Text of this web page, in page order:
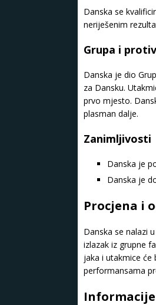
Danska se
neriješenim
Grupa i
Danska je dio
za Dansku.
prvo mjesto.
plasman dalje.
Zanimljivosti
Danska je
Danska je
Procjena i
Danska se nalazi
izlazak iz grupne
jaka i utakmice će
performansama